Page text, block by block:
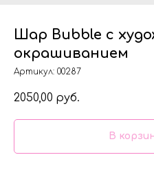
Шар Bubble с
окрашиванием
Артикул: 00287
2050,00 руб.
В